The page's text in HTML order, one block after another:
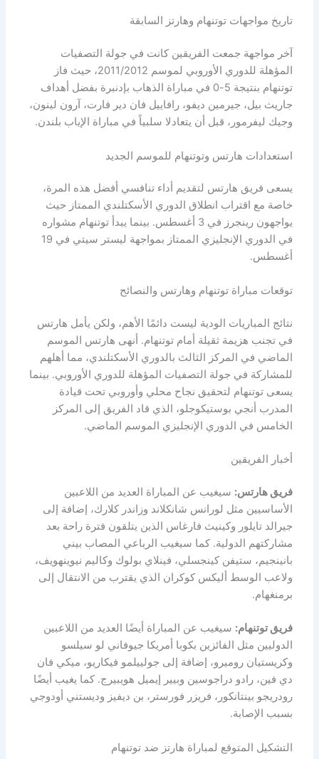
تاريخ مواجهات توتنهام وهارتز السابقة
آخر مواجهة جمعت الفريقين كانت في جولة التصفيات
المؤهلة للدوري الأوروبي لموسم 2011/2012، حيث فاز
توتنهام بنتيجة 5-0 في مباراة الذهاب بإدنبرة بفضل أهداف
جاريث بيل، جيرمين ديفو، رافاييل فان دير فارت، آرون لينون،
وجيك ليفرمور، قبل أن يتعادلا سلبياً في مباراة الإياب بلندن.
استعدادات هارتس وتوتنهام للموسم الجديد
يسعى فريق هارتس لتقديم أداء تنافسي أفضل هذه المرة،
خاصة مع اقتراب انطلاق الدوري الأسكتلندي الممتاز حيث
يواجهون رينجرز في 3 أغسطس. بينما يبدأ توتنهام مشواره
في الدوري الإنجليزي الممتاز بمواجهة ليستر سيتي في 19
أغسطس.
توقعات مباراة توتنهام وهارتس والنصائح
نتائج المباريات الودية ليست دائمًا الأهم، ولكن يأمل هارتس
في تجنب هزيمة ثقيلة أمام توتنهام. أنهى هارتس الموسم
الماضي في المركز الثالث بالدوري الأسكتلندي، مما أهلهم
للمشاركة في جولة التصفيات المؤهلة للدوري الأوروبي. بينما
يسعى توتنهام لتحقيق نجاح محلي وأوروبي تحت قيادة
المدرب أنجي بوستيكوجلو، الذي قاد الفريق إلى المركز
الخامس في الدوري الإنجليزي الموسم الماضي.
أخبار الفريقين
فريق هارتس: سيغيب عن المباراة العديد من اللاعبين
الأساسيين مثل لورانس شانكلاند وزاندر كلارك، إضافة إلى
جيرالد تايلور وكينيث فارغاس الذين يتلقون فترة راحة بعد
مشاركتهم الدولية. كما سيغيب الرباعي المصاب بيني
بانينجيم، ستيفن كينجسلي، فينلاي بولوك وكاليم نيوينهويف،
ولاعب الوسط أليكس كوكران الذي يقترب من الانتقال إلى
برمنغهام.
فريق توتنهام: سيغيب عن المباراة أيضًا العديد من اللاعبين
الدوليين مثل الفائزين بكوبا أمريكا جيوفاني لو سيلسو
وكريستيان روميرو، إضافة إلى جولييلمو فيكاريو، ميكي فان
دي فين، رادو دراجوسين وبيير إيميل هويبيرج. كما يغيب أيضًا
رودريجو بينتانكور، فريزر فورستر، بن ديفيز وديستني أودوجي
بسبب الإصابة.
التشكيل المتوقع لمباراة هارتز ضد توتنهام